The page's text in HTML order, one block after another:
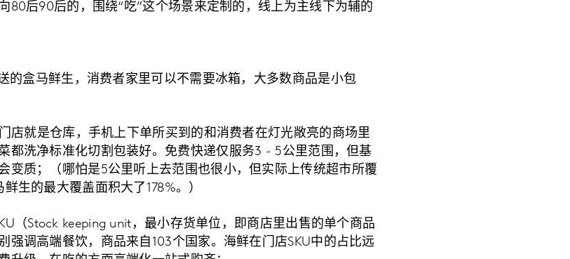
80后90后的，围绕“吃”这个场景来定制的，线上为主线下为辅的
的盒马鲜生，消费者家里可以不需要冰箱，大多数商品是小包
店就是仓库，手机上下单所买到的和消费者在灯光敞亮的商场里
都洗净标准化切割包装好。免费快递仅服务3 - 5公里范围，但基
变质；（哪怕是5公里听上去范围也很小，但实际上传统超市所覆
生的最大覆盖面积大了178%。）
（Stock keeping unit，最小存货单位，即商店里出售的单个商品
强调高端餐饮，商品来自103个国家。海鲜在门店SKU中的占比远